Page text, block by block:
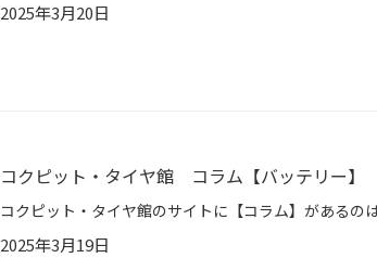
2025年3月20日
コクピット・タイヤ館 コラム【バッテリー】
2025年3月19日